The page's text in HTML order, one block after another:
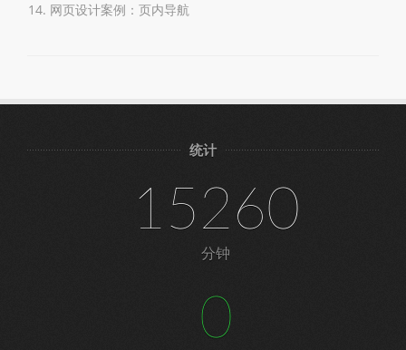
网页设计案例：页内导航
统计
15260
分钟
0